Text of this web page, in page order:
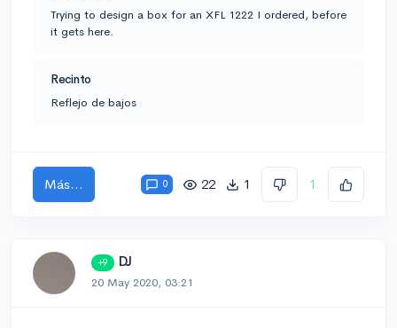
Trying to design a box for an XFL 1222 I ordered, before
it gets here.
Recinto
Reflejo de bajos
Más... 0 22 1 1
+9 DJ
20 May 2020, 03:21